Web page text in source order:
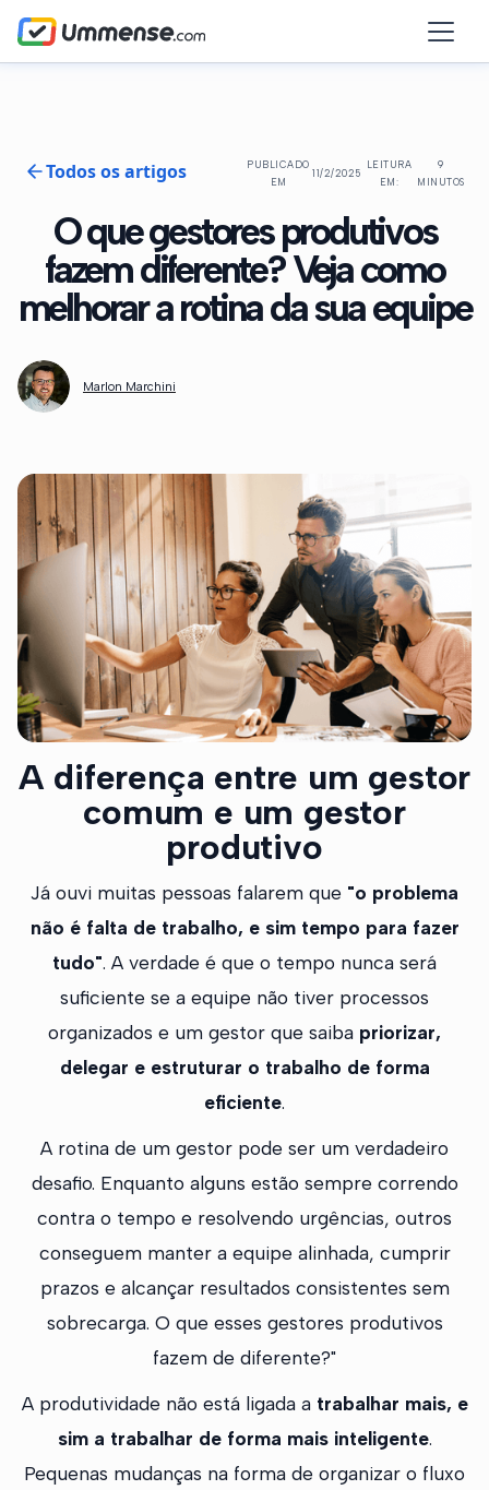
Todos os artigos
PUBLICADO
EM
11/2/2025
LEITURA
EM:
9
MINUTOS
O que gestores produtivos
fazem diferente? Veja como
melhorar a rotina da sua equipe
Marlon Marchini
A diferença entre um gestor
comum e um gestor
produtivo
Já ouvi muitas pessoas falarem que "o problema
não é falta de trabalho, e sim tempo para fazer
tudo". A verdade é que o tempo nunca será
suficiente se a equipe não tiver processos
organizados e um gestor que saiba priorizar,
delegar e estruturar o trabalho de forma
eficiente.
A rotina de um gestor pode ser um verdadeiro
desafio. Enquanto alguns estão sempre correndo
contra o tempo e resolvendo urgências, outros
conseguem manter a equipe alinhada, cumprir
prazos e alcançar resultados consistentes sem
sobrecarga. O que esses gestores produtivos
fazem de diferente?"
A produtividade não está ligada a trabalhar mais, e
sim a trabalhar de forma mais inteligente.
Pequenas mudanças na forma de organizar o fluxo